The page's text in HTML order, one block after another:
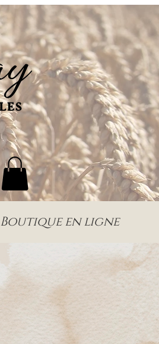
Boutique en ligne